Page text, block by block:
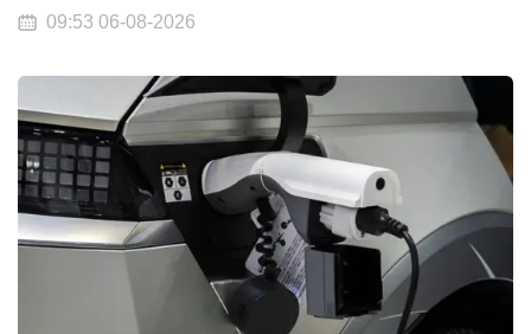
09:53 06-08-2026